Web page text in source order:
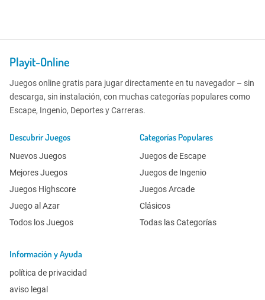
Playit-Online
Juegos online gratis para jugar directamente en tu navegador – sin
descarga, sin instalación, con muchas categorías populares como
Escape, Ingenio, Deportes y Carreras.
Descubrir Juegos
Nuevos Juegos
Mejores Juegos
Juegos Highscore
Juego al Azar
Todos los Juegos
Categorías Populares
Juegos de Escape
Juegos de Ingenio
Juegos Arcade
Clásicos
Todas las Categorías
Información y Ayuda
política de privacidad
aviso legal